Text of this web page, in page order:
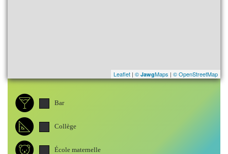
Leaflet | © JawgMaps | © OpenStreetMap
Bar
Collège
École maternelle